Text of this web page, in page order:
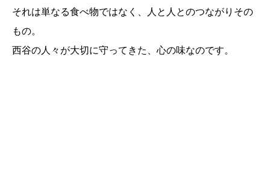
それは単なる食べ物ではなく、人と人とのつながりその
もの。
西谷の人々が大切に守ってきた、心の味なのです。